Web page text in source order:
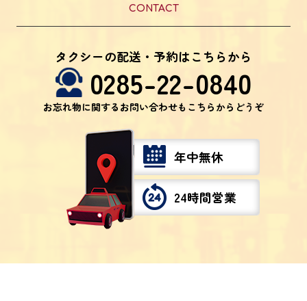
CONTACT
タクシーの配送・予約はこちらから
0285-22-0840
お忘れ物に関するお問い合わせもこちらからどうぞ
年中無休
24時間営業